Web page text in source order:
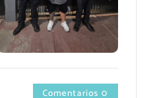
Comentarios 0